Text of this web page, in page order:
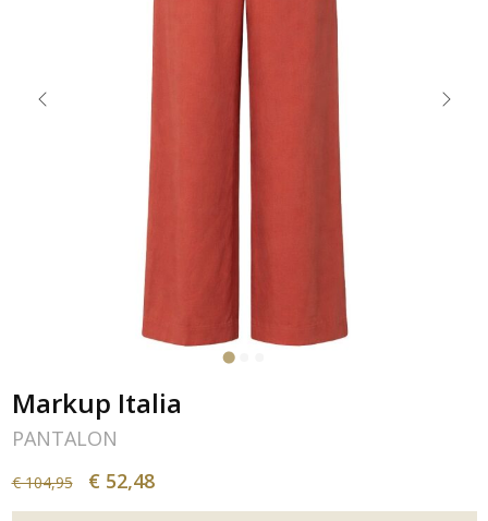
Markup Italia
PANTALON
€ 104,95 € 52,48